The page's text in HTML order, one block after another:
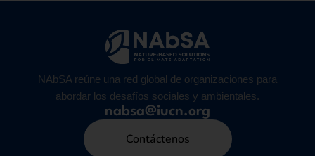
NAbSA reúne una red global de organizaciones para
abordar los desafíos sociales y ambientales.
nabsa@iucn.org
Contáctenos